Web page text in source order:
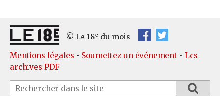
© Le 18e du mois
Mentions légales • Soumettez un événement • Les
archives PDF